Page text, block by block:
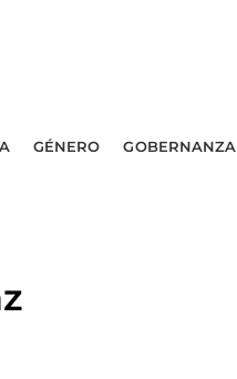
GÉNERO GOBERNANZA